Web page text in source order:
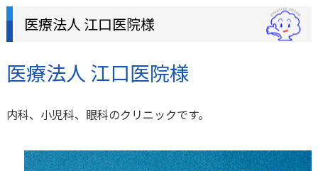
医療法人 江口医院様
医療法人 江口医院様
内科、小児科、眼科のクリニックです。